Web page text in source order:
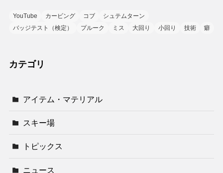
YouTube カービング コブ
シュテムターン
バッジテスト（検定）
プルーク ミス 大回り 小回り 技術 癖
カテゴリ
アイテム・マテリアル
スキー場
トピックス
ニュース